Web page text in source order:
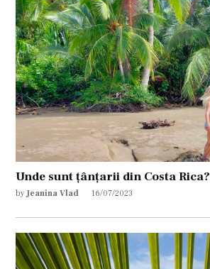
Unde sunt țânțarii din Costa Rica?
by Jeanina Vlad 16/07/2023